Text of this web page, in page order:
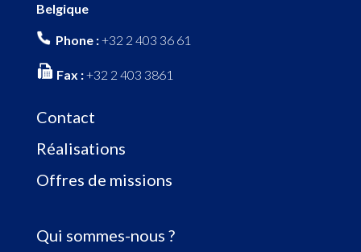
Belgique
Phone :+32 2 403 36 61
Fax :+32 2 403 3861
Contact
Réalisations
Offres de missions
Qui sommes-nous ?